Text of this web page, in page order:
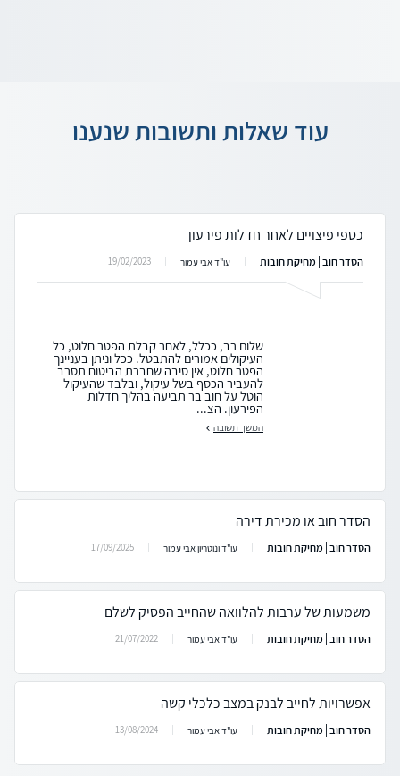
עוד שאלות ותשובות שנענו
כספי פיצויים לאחר חדלות פירעון
הסדר חוב | מחיקת חובות עו"ד אבי עמור 19/02/2023
שלום רב, ככלל, לאחר קבלת הפטר חלוט, כל
העיקולים אמורים להתבטל. ככל וניתן בעניינך
הפטר חלוט, אין סיבה שחברת הביטוח תסרב
להעביר הכסף בשל עיקול, ובלבד שהעיקול
הוטל על חוב בר תביעה בהליך חדלות
הפירעון. הצ...
המשך תשובה
הסדר חוב או מכירת דירה
הסדר חוב | מחיקת חובות עו"ד ונוטריון אבי עמור 17/09/2025
משמעות של ערבות להלוואה שהחייב הפסיק לשלם
הסדר חוב | מחיקת חובות עו"ד אבי עמור 21/07/2022
אפשרויות לחייב לבנק במצב כלכלי קשה
הסדר חוב | מחיקת חובות עו"ד אבי עמור 13/08/2024